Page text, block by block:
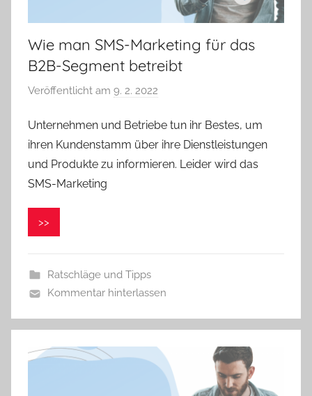
Wie man SMS-Marketing für das
B2B-Segment betreibt
Veröffentlicht am 9. 2. 2022
n
V
e
Unternehmen und Betriebe tun ihr Bestes, um
ihren Kundenstamm über ihre Dienstleistungen
und Produkte zu informieren. Leider wird das
SMS-Marketing
>>
Ratschläge und Tipps
Kommentar hinterlassen